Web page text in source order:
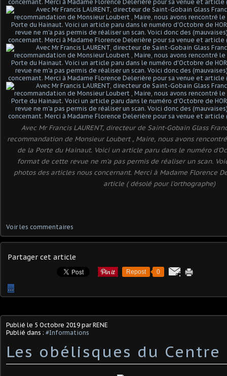
Avec Mr Francis LAURENT, directeur de Saint-Gobain Glass
recommandation de Monsieur Loubert , Maire, nous avons
de la Porte du Hainaut. Voici un article paru dans le numéro
format de cette revue ne m'a pas permis de réaliser un scan.
photos des articles nous concernant. Merci à Madame Florence
article ( désolé pour l'orthographe)
Voir les commentaires
Partager cet article
Repost 0
…
Publié le 5 Octobre 2019 par RENE
Publié dans : #Informations
Les obélisques du Centre